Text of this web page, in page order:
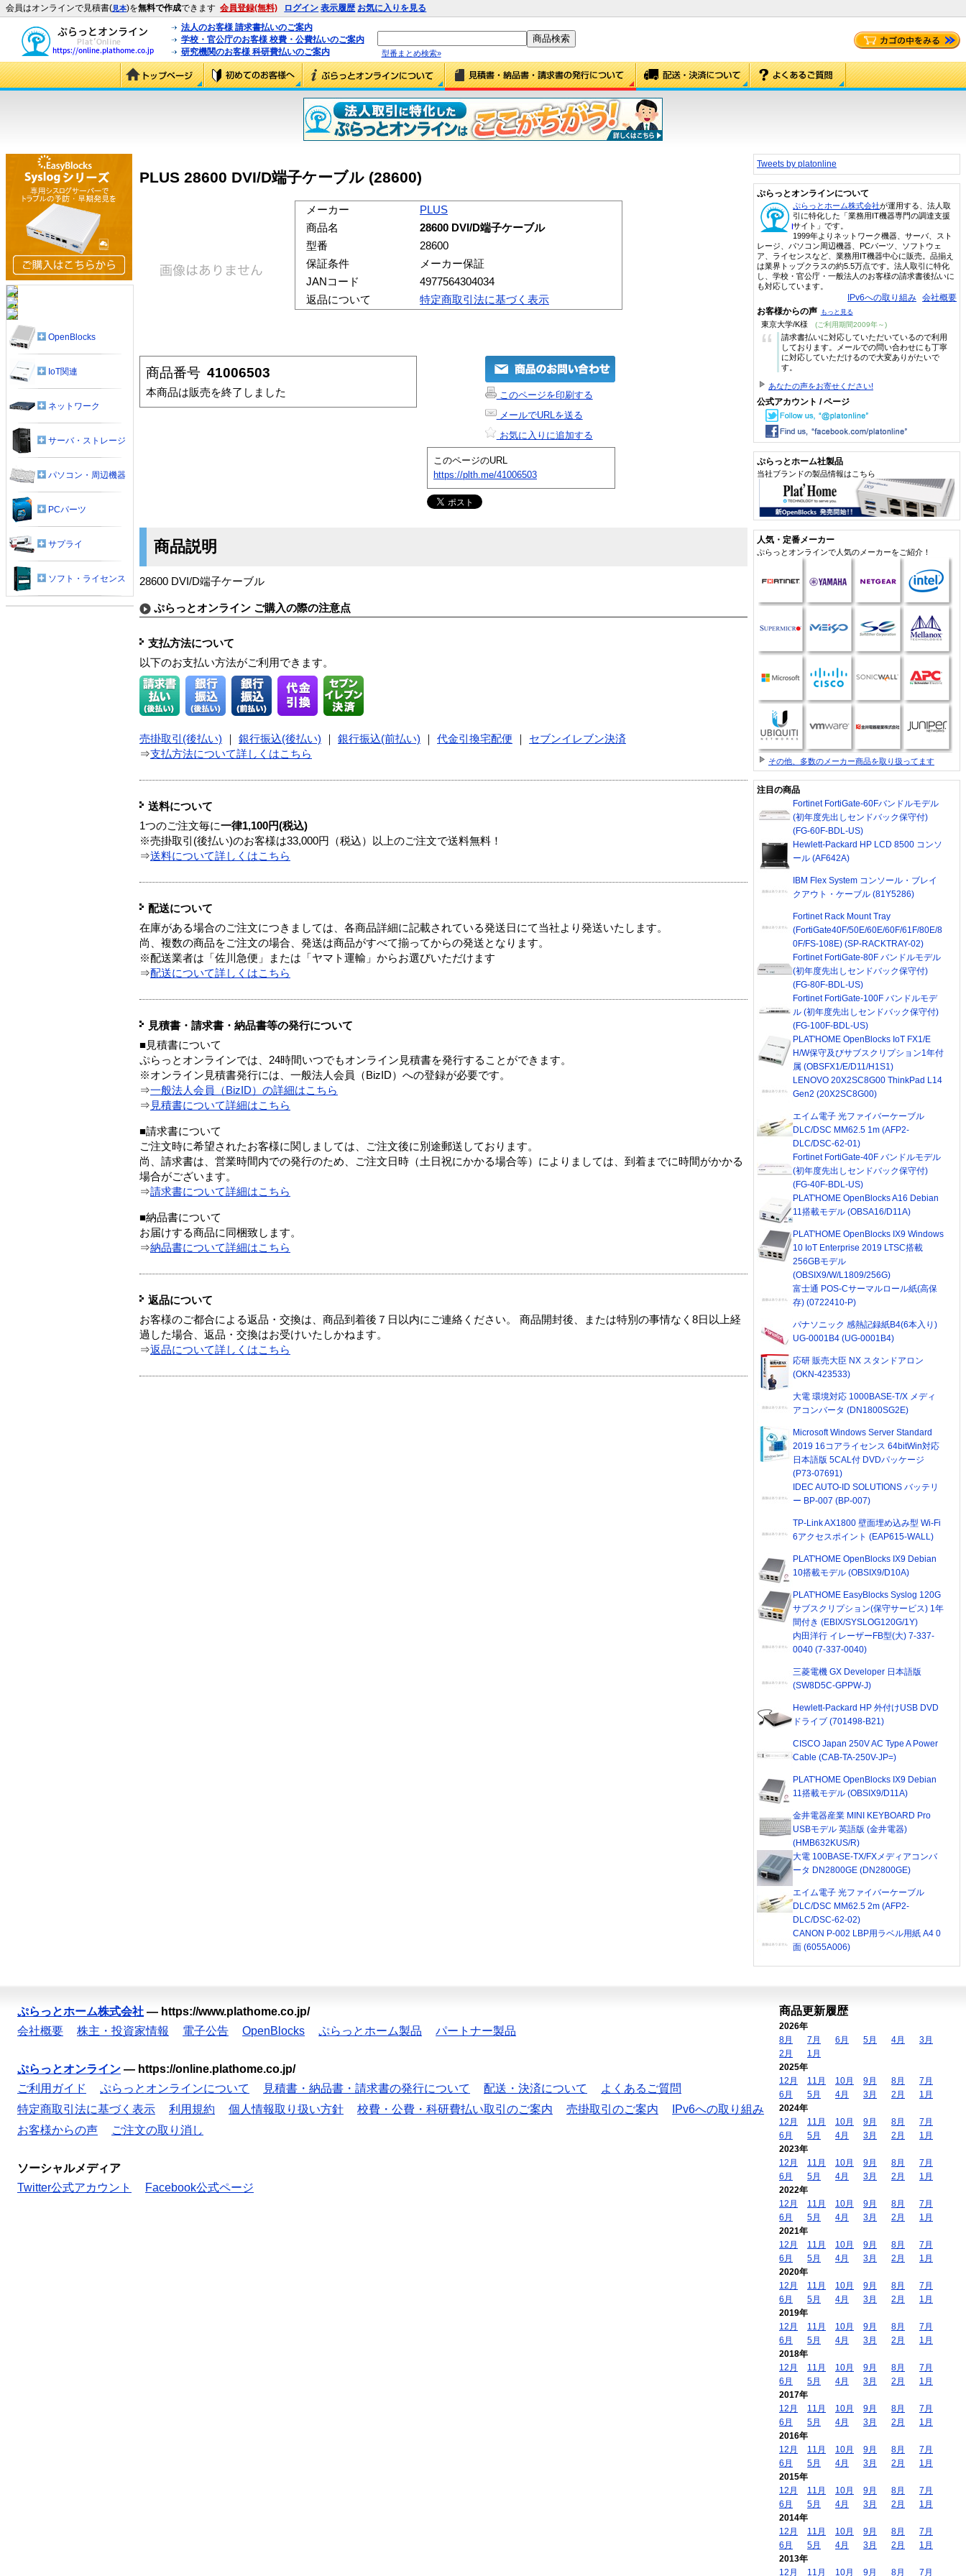
会員はオンラインで見積書(見本)を無料で作成できます 会員登録(無料) ログイン 表示履歴 お気に入りを見る
法人のお客様 請求書払いのご案内
学校・官公庁のお客様 校費・公費払いのご案内
研究機関のお客様 科研費払いのご案内
型番まとめ検索»
PLUS 28600 DVI/D端子ケーブル (28600)
メーカー
PLUS
商品名
28600 DVI/D端子ケーブル
型番
28600
保証条件
メーカー保証
JANコード
4977564304034
返品について
特定商取引法に基づく表示
商品番号 41006503
本商品は販売を終了しました
このページを印刷する
メールでURLを送る
お気に入りに追加する
このページのURL
https://plth.me/41006503
商品説明
28600 DVI/D端子ケーブル
ぷらっとオンライン ご購入の際の注意点
支払方法について
以下のお支払い方法がご利用できます。
売掛取引(後払い) 銀行振込(後払い) 銀行振込(前払い) 代金引換宅配便
セブンイレブン決済
⇒支払方法について詳しくはこちら
送料について
1つのご注文毎に一律1,100円(税込)
※売掛取引(後払い)のお客様は33,000円（税込）以上のご注文で送料無料！
⇒送料について詳しくはこちら
配送について
在庫がある場合のご注文につきましては、各商品詳細に記載されている発送日にて当社より発送いたします。
尚、複数の商品をご注文の場合、発送は商品がすべて揃ってからの発送となります。
※配送業者は「佐川急便」または「ヤマト運輸」からお選びいただけます
⇒配送について詳しくはこちら
見積書・請求書・納品書等の発行について
■見積書について
ぷらっとオンラインでは、24時間いつでもオンライン見積書を発行することができます。
※オンライン見積書発行には、一般法人会員（BizID）への登録が必要です。
⇒一般法人会員（BizID）の詳細はこちら
⇒ 見積書について詳細はこちら
■請求書について
ご注文時に希望されたお客様に関しましては、ご注文後に別途郵送しております。
尚、請求書は、営業時間内での発行のため、ご注文日時（土日祝にかかる場合等）によりましては、到着までに時間がかかる
場合がございます。
⇒請求書について詳細はこちら
■納品書について
お届けする商品に同梱致します。
⇒納品書について詳細はこちら
返品について
お客様のご都合による返品・交換は、商品到着後７日以内にご連絡ください。 商品開封後、または特別の事情なく8日以上経
過した場合、返品・交換はお受けいたしかねます。
⇒返品について詳しくはこちら
OpenBlocks
IoT関連
ネットワーク
サーバ・ストレージ
パソコン・周辺機器
PCパーツ
サプライ
ソフト・ライセンス
Tweets by platonline
ぷらっとオンラインについて
ぷらっとホーム株式会社が運用する、法人取
引に特化した「業務用IT機器専門の調達支援
サイト」です。
1999年よりネットワーク機器、サーバ、スト
レージ、パソコン周辺機器、PCパーツ、ソフトウェ
ア、ライセンスなど、業務用IT機器中心に販売。品揃え
は業界トップクラスの約5.5万点です。法人取引に特化
し、学校・官公庁・一般法人のお客様の請求書後払いに
も対応しています。
IPv6への取り組み 会社概要
お客様からの声 もっと見る
東京大学/K様 (ご利用期間2009年～)
“
請求書払いに対応していただいているので利用
しております。メールでの問い合わせにも丁寧
に対応していただけるので大変ありがたいで
す。
あなたの声をお寄せください!
公式アカウント / ページ
ぷらっとホーム社製品
当社ブランドの製品情報はこちら
人気・定番メーカー
ぷらっとオンラインで人気のメーカーをご紹介！
その他、多数のメーカー商品を取り扱ってます
注目の商品
Fortinet FortiGate-60Fバンドルモデル
(初年度先出しセンドバック保守付)
(FG-60F-BDL-US)
Hewlett-Packard HP LCD 8500 コンソ
ール (AF642A)
IBM Flex System コンソール・ブレイ
クアウト・ケーブル (81Y5286)
Fortinet Rack Mount Tray
(FortiGate40F/50E/60E/60F/61F/80E/8
0F/FS-108E) (SP-RACKTRAY-02)
Fortinet FortiGate-80F バンドルモデル
(初年度先出しセンドバック保守付)
(FG-80F-BDL-US)
Fortinet FortiGate-100F バンドルモデ
ル (初年度先出しセンドバック保守付)
(FG-100F-BDL-US)
PLAT'HOME OpenBlocks IoT FX1/E
H/W保守及びサブスクリプション1年付
属 (OBSFX1/E/D11/H1S1)
LENOVO 20X2SC8G00 ThinkPad L14
Gen2 (20X2SC8G00)
エイム電子 光ファイバーケーブル
DLC/DSC MM62.5 1m (AFP2-
DLC/DSC-62-01)
Fortinet FortiGate-40F バンドルモデル
(初年度先出しセンドバック保守付)
(FG-40F-BDL-US)
PLAT'HOME OpenBlocks A16 Debian
11搭載モデル (OBSA16/D11A)
PLAT'HOME OpenBlocks IX9 Windows
10 IoT Enterprise 2019 LTSC搭載
256GBモデル
(OBSIX9/W/L1809/256G)
富士通 POS-Cサーマルロール紙(高保
存) (0722410-P)
パナソニック 感熱記録紙B4(6本入り)
UG-0001B4 (UG-0001B4)
応研 販売大臣 NX スタンドアロン
(OKN-423533)
大電 環境対応 1000BASE-T/X メディ
アコンバータ (DN1800SG2E)
Microsoft Windows Server Standard
2019 16コアライセンス 64bitWin対応
日本語版 5CAL付 DVDパッケージ
(P73-07691)
IDEC AUTO-ID SOLUTIONS バッテリ
ー BP-007 (BP-007)
TP-Link AX1800 壁面埋め込み型 Wi-Fi
6アクセスポイント (EAP615-WALL)
PLAT'HOME OpenBlocks IX9 Debian
10搭載モデル (OBSIX9/D10A)
PLAT'HOME EasyBlocks Syslog 120G
サブスクリプション(保守サービス) 1年
間付き (EBIX/SYSLOG120G/1Y)
内田洋行 イレーザーFB型(大) 7-337-
0040 (7-337-0040)
三菱電機 GX Developer 日本語版
(SW8D5C-GPPW-J)
Hewlett-Packard HP 外付けUSB DVD
ドライブ (701498-B21)
CISCO Japan 250V AC Type A Power
Cable (CAB-TA-250V-JP=)
PLAT'HOME OpenBlocks IX9 Debian
11搭載モデル (OBSIX9/D11A)
金井電器産業 MINI KEYBOARD Pro
USBモデル 英語版 (金井電器)
(HMB632KUS/R)
大電 100BASE-TX/FXメディアコンバ
ータ DN2800GE (DN2800GE)
エイム電子 光ファイバーケーブル
DLC/DSC MM62.5 2m (AFP2-
DLC/DSC-62-02)
CANON P-002 LBP用ラベル用紙 A4 0
面 (6055A006)
ぷらっとホーム株式会社 — https://www.plathome.co.jp/
会社概要
株主・投資家情報 電子公告 OpenBlocks ぷらっとホーム製品 パートナー製品
ぷらっとオンライン — https://online.plathome.co.jp/
ご利用ガイド
ぷらっとオンラインについて 見積書・納品書・請求書の発行について 配送・決済について
よくあるご質問
特定商取引法に基づく表示
利用規約 個人情報取り扱い方針 校費・公費・科研費払い取引のご案内 売掛取引のご案内
IPv6への取り組み
お客様からの声
ご注文の取り消し
ソーシャルメディア
Twitter公式アカウント
Facebook公式ページ
商品更新履歴
2026年
8月
7月 6月 5月 4月
3月
2月
1月
2025年
12月
11月 10月 9月 8月
7月
6月
5月 4月 3月 2月
1月
2024年
12月
11月 10月 9月 8月
7月
6月
5月 4月 3月 2月
1月
2023年
12月
11月 10月 9月 8月
7月
6月
5月 4月 3月 2月
1月
2022年
12月
11月 10月 9月 8月
7月
6月
5月 4月 3月 2月
1月
2021年
12月
11月 10月 9月 8月
7月
6月
5月 4月 3月 2月
1月
2020年
12月
11月 10月 9月 8月
7月
6月
5月 4月 3月 2月
1月
2019年
12月
11月 10月 9月 8月
7月
6月
5月 4月 3月 2月
1月
2018年
12月
11月 10月 9月 8月
7月
6月
5月 4月 3月 2月
1月
2017年
12月
11月 10月 9月 8月
7月
6月
5月 4月 3月 2月
1月
2016年
12月
11月 10月 9月 8月
7月
6月
5月 4月 3月 2月
1月
2015年
12月
11月 10月 9月 8月
7月
6月
5月 4月 3月 2月
1月
2014年
12月
11月 10月 9月 8月
7月
6月
5月 4月 3月 2月
1月
2013年
12月
11月 10月 9月 8月 7月